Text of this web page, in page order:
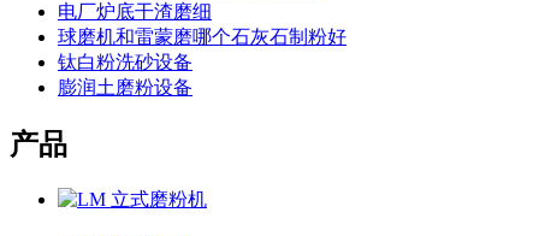
电厂炉底干渣磨细
球磨机和雷蒙磨哪个石灰石制粉好
钛白粉洗砂设备
膨润土磨粉设备
产品